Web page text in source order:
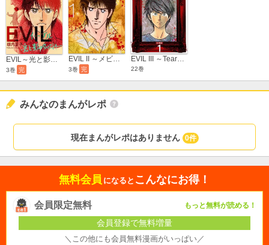
3巻 完
EVIL II ～メビウスの扉～
3巻 完
EVIL III ～Teardrops～ 分冊版
22巻
みんなのまんがレポ
現在まんがレポはありません 0件
無料会員 になると こんなにお得！
会員限定無料 もっと無料が読める！
会員登録で無料増量
＼この他にも会員無料漫画がいっぱい／